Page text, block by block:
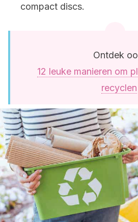
compact discs.
Ontdek
12 leuke manieren om
recyclen